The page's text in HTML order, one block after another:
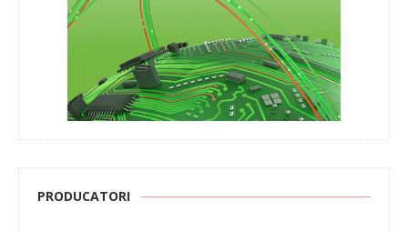
PRODUCATORI